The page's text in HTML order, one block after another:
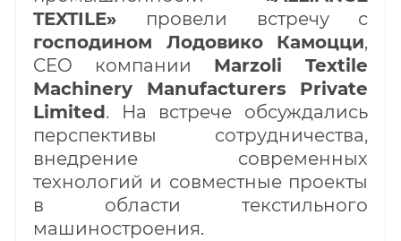
TEXTILE» провели встречу с
господином Лодовико Камоцци,
CEO компании Marzoli Textile
Machinery Manufacturers Private
Limited. На встрече обсуждались
перспективы сотрудничества,
внедрение современных
технологий и совместные проекты
в области текстильного
машиностроения.